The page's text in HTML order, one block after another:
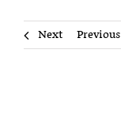
Previous
Next